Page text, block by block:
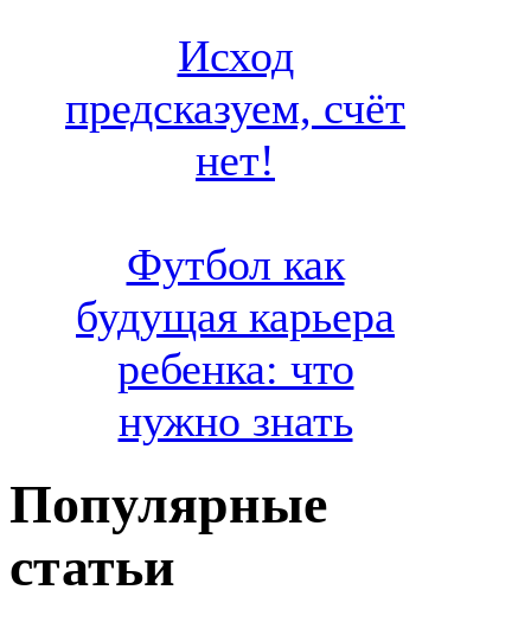
Исход
предсказуем, счёт
нет!
Футбол как
будущая карьера
ребенка: что
нужно знать
Популярные
статьи